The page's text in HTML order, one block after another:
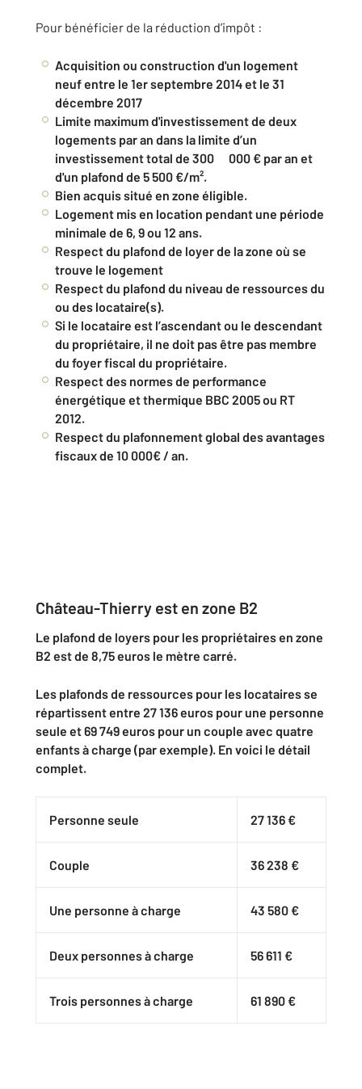
Pour bénéficier de la réduction d’impôt :
Acquisition ou construction d'un logement
neuf entre le 1er septembre 2014 et le 31
décembre 2017
Limite maximum d'investissement de deux
logements par an dans la limite d’un
investissement total de 300 000 € par an et
d'un plafond de 5 500 €/m².
Bien acquis situé en zone éligible.
Logement mis en location pendant une période
minimale de 6, 9 ou 12 ans.
Respect du plafond de loyer de la zone où se
trouve le logement
Respect du plafond du niveau de ressources du
ou des locataire(s).
Si le locataire est l’ascendant ou le descendant
du propriétaire, il ne doit pas être pas membre
du foyer fiscal du propriétaire.
Respect des normes de performance
énergétique et thermique BBC 2005 ou RT
2012.
Respect du plafonnement global des avantages
fiscaux de 10 000€ / an.
Château-Thierry est en zone B2
Le plafond de loyers pour les propriétaires en zone
B2 est de 8,75 euros le mètre carré.
Les plafonds de ressources pour les locataires se
répartissent entre 27 136 euros pour une personne
seule et69 749 euros pour un couple avec quatre
enfants à charge (par exemple). En voici le détail
complet.
Personne seule 27 136 €
Couple 36 238 €
Une personne à charge 43 580 €
Deux personnes à charge 56 611 €
Trois personnes à charge 61 890 €